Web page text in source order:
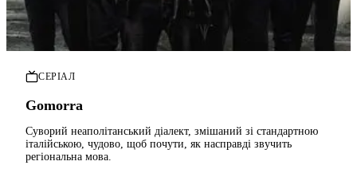
СЕРІАЛ
Gomorra
Суворий неаполітанський діалект, змішаний зі стандартною
італійською, чудово, щоб почути, як насправді звучить
регіональна мова.